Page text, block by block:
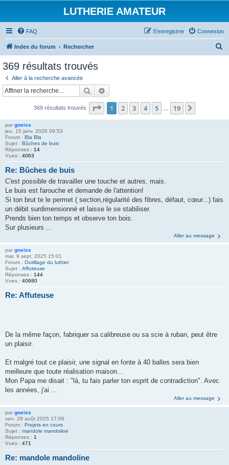
LUTHERIE AMATEUR
FAQ Connexion
S’enregistrer
Index du forum Rechercher
c
369 résultats trouvés
Aller à la recherche avancée
Rechercher
369 résultats trouvés Page 1sur19
1 2 3 4 5 19
par gneiss
jeu. 15 janv. 2026 09:53
Forum : Bla Bla
Sujet : Bûches de buis
Réponses : 14
Vues : 4063
Re: Bûches de buis
C'est possible de travailler une touche et autres, mais.
Le buis est farouche et demande de l'attention!
Si ton brut te le permet ( section,régularité des fibres, défaut, cœur...) fais
un débit surdimensionné et laisse le se stabiliser.
Prends bien ton temps et observe ton bois.
Sur plusieurs ...
Aller au message
par gneiss
mar. 9 sept. 2025 15:01
Forum : Outillage du luthier
Sujet : Affuteuse
Réponses : 144
Vues : 40680
Re: Affuteuse
De la même façon, fabriquer sa calibreuse ou sa scie à ruban, peut être
un plaisir.
Et malgré tout ce plaisir, une signal en fonte à 40 balles sera bien
meilleure que toute réalisation maison...
Mon Papa me disait : "là, tu fais parler ton esprit de contradiction". Avec
les années, j'ai ...
Aller au message
par gneiss
ven. 29 août 2025 17:06
Forum : Projets en cours
Sujet : mandole mandoline
Réponses : 1
Vues : 471
Re: mandole mandoline